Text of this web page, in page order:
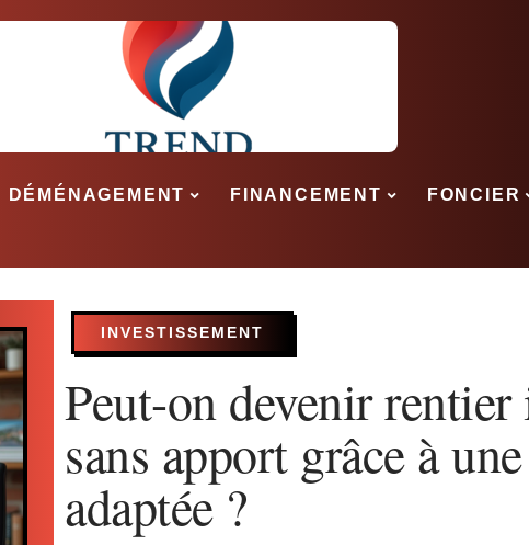
DÉMÉNAGEMENT FINANCEMENT FONCIER
INVESTISSEMENT
Peut-on devenir
sans apport grâce à
adaptée ?